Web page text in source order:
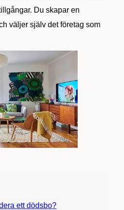
Du skapar en
väljer själv det företag som
ett dödsbo?